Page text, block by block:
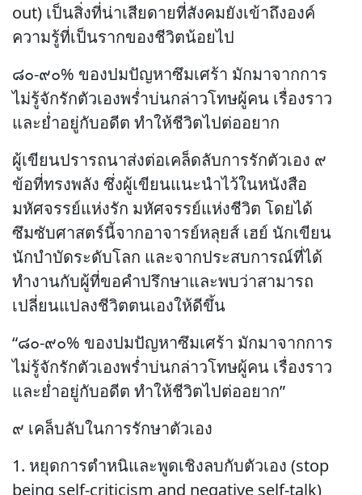
out) เป็นสิ่งที่น่าเสียดายที่สังคมยังเข้าถึงองค์
ความรู้ที่เป็นรากของชีวิตน้อยไป
๘๐-๙๐% ของปมปัญหาซึมเศร้า มักมาจากการ
ไม่รู้จักรักตัวเองพร่ำบ่นกล่าวโทษผู้คน เรื่องราว
และย่ำอยู่กับอดีต ทำให้ชีวิตไปต่ออยาก
ผู้เขียนปรารถนาส่งต่อเคล็ดลับการรักตัวเอง ๙
ข้อที่ทรงพลัง ซึ่งผู้เขียนแนะนำไว้ในหนังสือ
มหัศจรรย์แห่งรัก มหัศจรรย์แห่งชีวิต โดยได้
ซึมซับศาสตร์นี้จากอาจารย์หลุยส์ เฮย์ นักเขียน
นักบำบัดระดับโลก และจากประสบการณ์ที่ได้
ทำงานกับผู้ที่ขอคำปรึกษาและพบว่าสามารถ
เปลี่ยนแปลงชีวิตตนเองให้ดีขึ้น
“๘๐-๙๐% ของปมปัญหาซึมเศร้า มักมาจากการ
ไม่รู้จักรักตัวเองพร่ำบ่นกล่าวโทษผู้คน เรื่องราว
และย่ำอยู่กับอดีต ทำให้ชีวิตไปต่ออยาก”
๙ เคล็บลับในการรักษาตัวเอง
1. หยุดการตำหนิและพูดเชิงลบกับตัวเอง (stop
being self-criticism and negative self-talk)